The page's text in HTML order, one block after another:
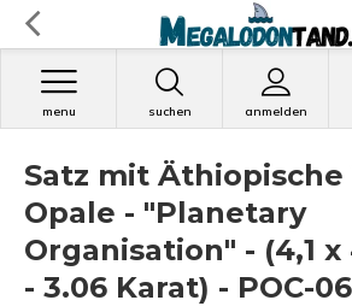
suchen anmelden
menu
Satz mit Äthiopische
Opale - "Planetary
Organisation" - (4,1 x
- 3.06 Karat) - POC-